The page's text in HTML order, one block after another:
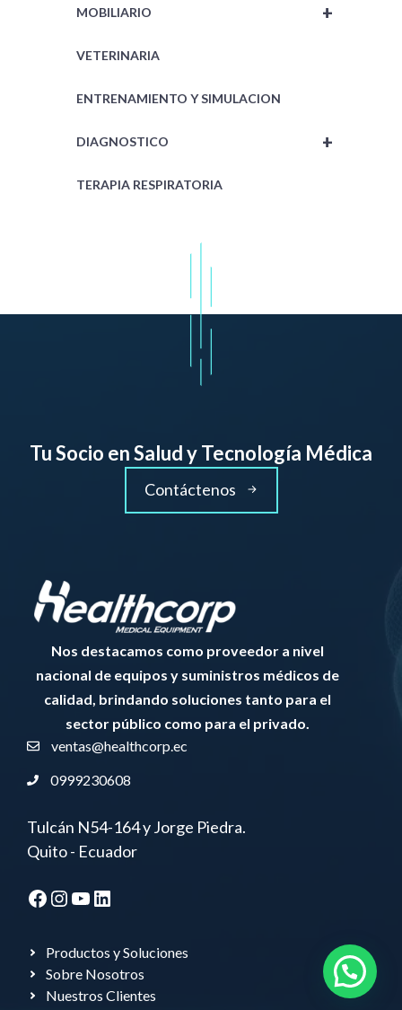
+
MOBILIARIO
VETERINARIA
ENTRENAMIENTO Y SIMULACION
+
DIAGNOSTICO
TERAPIA RESPIRATORIA
Tu Socio en Salud y Tecnología Médica
Contáctenos
Nos destacamos como proveedor a nivel
nacional de equipos y suministros médicos de
calidad, brindando soluciones tanto para el
sector público como para el privado.
ventas@healthcorp.ec
0999230608
Tulcán N54-164 y Jorge Piedra.
Quito - Ecuador
Facebook
Instagram
YouTube
LinkedIn
Productos y Soluciones
Sobre Nosotros
Nuestros Clientes